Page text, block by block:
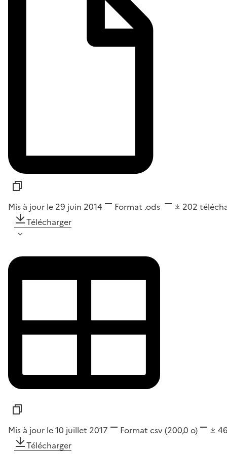
Mis à jour le 29 juin 2014 Format .ods 202
Télécharger
Mis à jour le 10 juillet 2017 Format csv(200,0 o)
Télécharger